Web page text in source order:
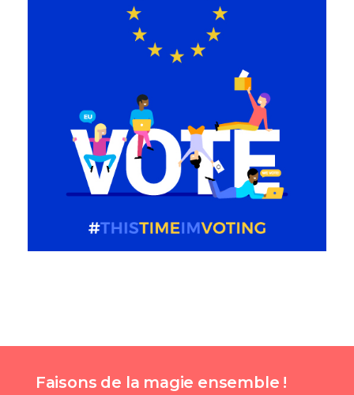
Faisons de la magie ensemble !